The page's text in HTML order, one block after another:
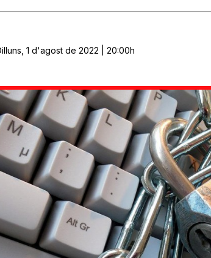
1 d'agost de 2022 | 20:00h